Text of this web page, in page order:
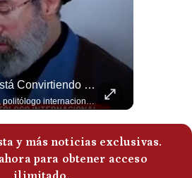
¿Irán Se Está Convirtiendo En Un Régimen Militar? | #radar24